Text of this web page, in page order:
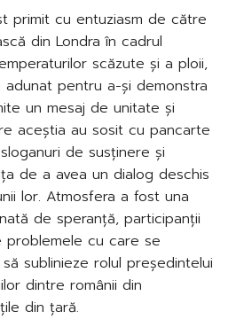
primit cu entuziasm de către
din Londra în cadrul
scăzute și a ploii,
adunat pentru a-și demonstra
un mesaj de unitate și
aceștia au sosit cu pancarte
de susținere și
de a avea un dialog deschis
lor. Atmosfera a fost una
de speranță, participanții
cu care se
sublinieze rolul președintelui
dintre românii din
din țară.